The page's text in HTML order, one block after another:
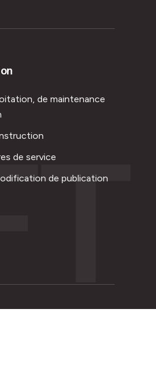
de maintenance
de service
de publication